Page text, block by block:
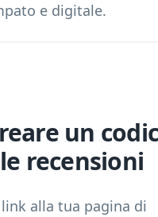
e digitale.
un
recensioni
alla tua pagina di